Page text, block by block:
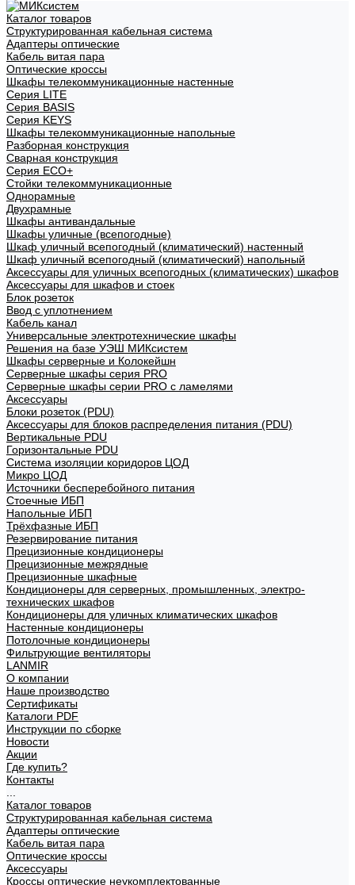
Каталог товаров
Структурированная кабельная система
Адаптеры оптические
Кабель витая пара
Оптические кроссы
Шкафы телекоммуникационные настенные
Cерия LITE
Cерия BASIS
Cерия KEYS
Шкафы телекоммуникационные напольные
Разборная конструкция
Сварная конструкция
Серия ECO+
Стойки телекоммуникационные
Однорамные
Двухрамные
Шкафы антивандальные
Шкафы уличные (всепогодные)
Шкаф уличный всепогодный (климатический) настенный
Шкаф уличный всепогодный (климатический) напольный
Аксессуары для уличных всепогодных (климатических) шкафов
Аксессуары для шкафов и стоек
Блок розеток
Ввод с уплотнением
Кабель канал
Универсальные электротехнические шкафы
Решения на базе УЭШ МИКсистем
Шкафы серверные и Колокейшн
Серверные шкафы серия PRO
Серверные шкафы серии PRO с ламелями
Аксессуары
Блоки розеток (PDU)
Аксессуары для блоков распределения питания (PDU)
Вертикальные PDU
Горизонтальные PDU
Система изоляции коридоров ЦОД
Микро ЦОД
Источники бесперебойного питания
Стоечные ИБП
Напольные ИБП
Трёхфазные ИБП
Резервирование питания
Прецизионные кондиционеры
Прецизионные межрядные
Прецизионные шкафные
Кондиционеры для серверных, промышленных, электро-
технических шкафов
Кондиционеры для уличных климатических шкафов
Настенные кондиционеры
Потолочные кондиционеры
Фильтрующие вентиляторы
LANMIR
О компании
Наше производство
Сертификаты
Каталоги PDF
Инструкции по сборке
Новости
Акции
Где купить?
Контакты
Каталог товаров
Структурированная кабельная система
Адаптеры оптические
Кабель витая пара
Оптические кроссы
Аксессуары
Кроссы оптические неукомплектованные